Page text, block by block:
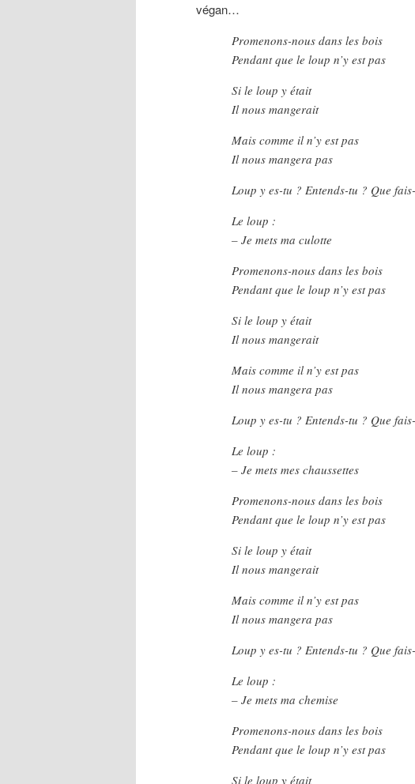
végan…
Promenons-nous dans les bois
Pendant que le loup n’y est pas
Si le loup y était
Il nous mangerait
Mais comme il n’y est pas
Il nous mangera pas
Loup y es-tu ? Entends-tu ? Que
Le loup :
– Je mets ma culotte
Promenons-nous dans les bois
Pendant que le loup n’y est pas
Si le loup y était
Il nous mangerait
Mais comme il n’y est pas
Il nous mangera pas
Loup y es-tu ? Entends-tu ? Que
Le loup :
– Je mets mes chaussettes
Promenons-nous dans les bois
Pendant que le loup n’y est pas
Si le loup y était
Il nous mangerait
Mais comme il n’y est pas
Il nous mangera pas
Loup y es-tu ? Entends-tu ? Que
Le loup :
– Je mets ma chemise
Promenons-nous dans les bois
Pendant que le loup n’y est pas
Si le loup y était